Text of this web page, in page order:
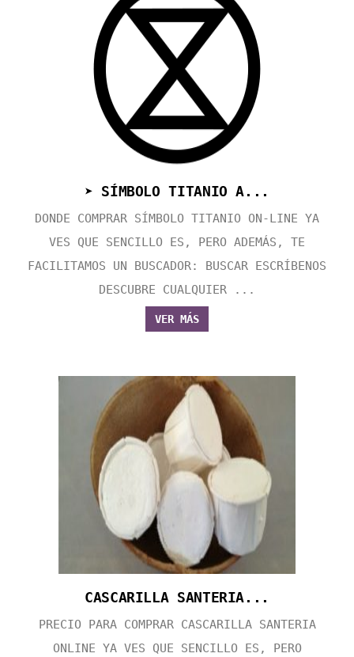
➤ SÍMBOLO TITANIO A...
DONDE COMPRAR SÍMBOLO TITANIO ON-LINE YA
VES QUE SENCILLO ES, PERO ADEMÁS, TE
FACILITAMOS UN BUSCADOR: BUSCAR ESCRÍBENOS
DESCUBRE CUALQUIER ...
VER MÁS
CASCARILLA SANTERIA...
PRECIO PARA COMPRAR CASCARILLA SANTERIA
ONLINE YA VES QUE SENCILLO ES, PERO